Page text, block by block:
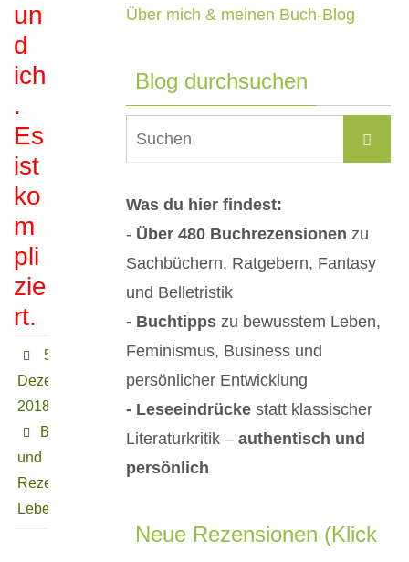
un
d
ich
.
Es
ist
ko
m
pli
zie
rt.
5.
Dezember
2018
Buchtipps
und
Rezensionen
Leben
Über mich & meinen Buch-Blog
Blog durchsuchen
Suchen
Was du hier findest:
- Über 480 Buchrezensionen zu
Sachbüchern, Ratgebern, Fantasy
und Belletristik
- Buchtipps zu bewusstem Leben,
Feminismus, Business und
persönlicher Entwicklung
- Leseeindrücke statt klassischer
Literaturkritik – authentisch und
persönlich
Neue Rezensionen (Klick